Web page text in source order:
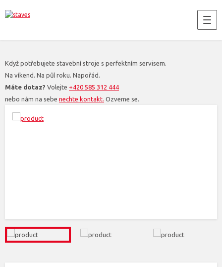
Když potřebujete stavební stroje s perfektním servisem.
Na víkend. Na půl roku. Napořád.
Máte dotaz? Volejte +420 585 312 444
nebo nám na sebe nechte kontakt. Ozveme se.